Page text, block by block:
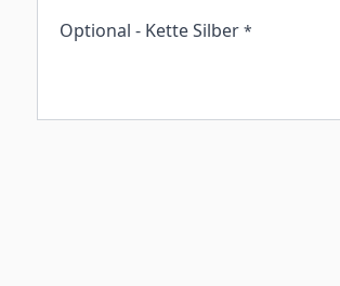
Optional - Kette Silber *